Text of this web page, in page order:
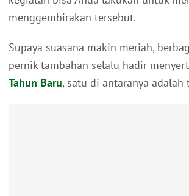
menggembirakan tersebut.
Supaya suasana makin meriah,
pernik tambahan selalu hadir
Tahun Baru, satu di antaranya adalah